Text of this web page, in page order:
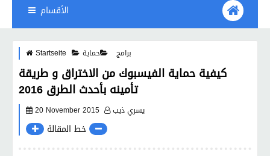
الأقسام
Startseite برامج حماية
كيفية حماية الفيسبوك من الاختراق و طريقة
تأمينه بأحدث الطرق 2016
20 November 2015 يسري ذيب
خط المقالة